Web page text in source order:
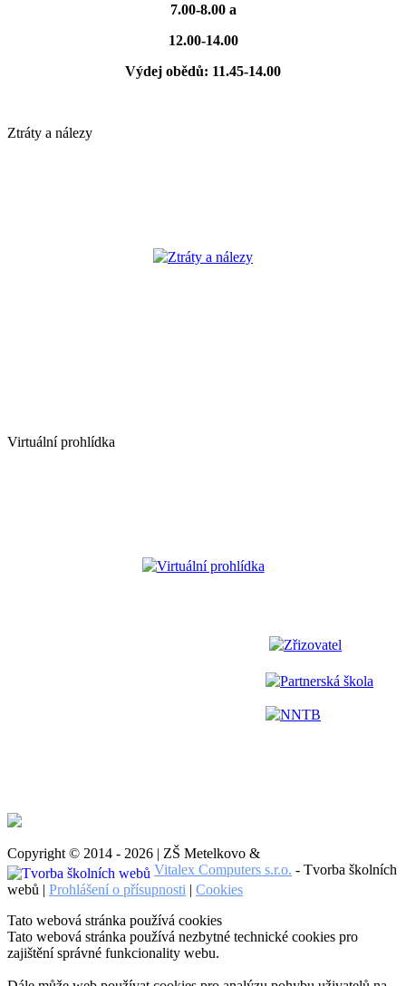
7.00-8.00 a
12.00-14.00
Výdej obědů: 11.45-14.00
Ztráty a nálezy
Ztráty a nálezy
Virtuální prohlídka
Virtuální prohlídka
Zřizovatel
Partnerská škola
NNTB
Copyright © 2014 - 2026 | ZŠ Metelkovo &
Vitalex Computers s.r.o. - Tvorba školních
webů | Prohlášení o přísupnosti | Cookies
Tato webová stránka používá cookies
Tato webová stránka používá nezbytné technické cookies pro
zajištění správné funkcionality webu.